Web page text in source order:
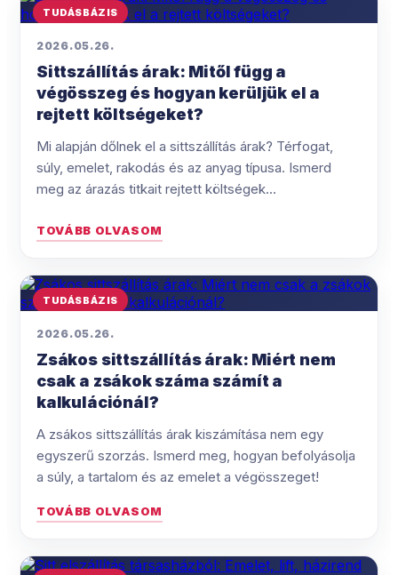
TUDÁSBÁZIS
2026.05.26.
Sittszállítás árak: Mitől függ a
végösszeg és hogyan kerüljük el a
rejtett költségeket?
Mi alapján dőlnek el a sittszállítás árak? Térfogat,
súly, emelet, rakodás és az anyag típusa. Ismerd
meg az árazás titkait rejtett költségek...
TOVÁBB OLVASOM
TUDÁSBÁZIS
2026.05.26.
Zsákos sittszállítás árak: Miért nem
csak a zsákok száma számít a
kalkulációnál?
A zsákos sittszállítás árak kiszámítása nem egy
egyszerű szorzás. Ismerd meg, hogyan befolyásolja
a súly, a tartalom és az emelet a végösszeget!
TOVÁBB OLVASOM